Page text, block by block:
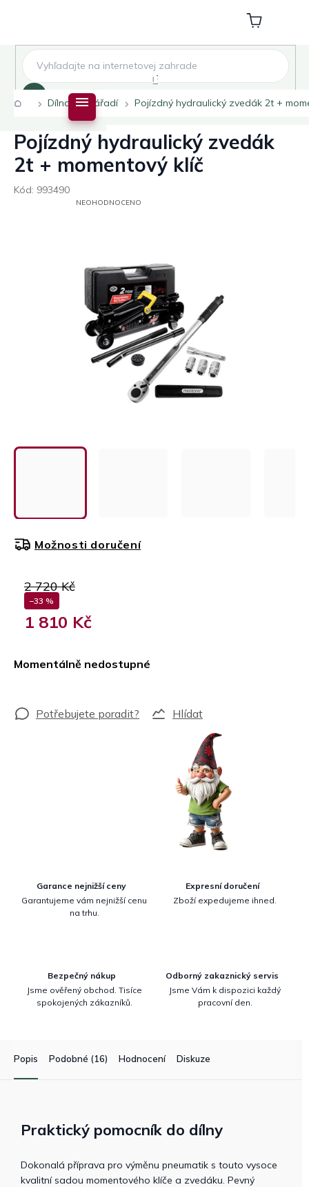
Nákupní
košík
DomůDílna Nářadí Pojízdný hydraulický zvedák 2t +
Pojízdný hydraulický zvedák
2t + momentový klíč
Kód: 993490
PRŮMĚRNÉNEOHODNOCENO
2 720 Kč
–33 %
1 810 Kč
Momentálně nedostupné
Možnosti doručení
Hlídat
Garance nejnižší ceny
Garantujeme vám nejnižší cenu
na trhu.
Expresní doručení
Zboží expedujeme ihned.
Bezpečný nákup
Jsme ověřený obchod. Tisíce
spokojených zákazníků.
Odborný zakaznický servis
Jsme Vám k dispozici každý
pracovní den.
Popis Podobné (16) Hodnocení Diskuze
Praktický pomocník do dílny
Dokonalá příprava pro výměnu pneumatik s touto vysoce
kvalitní sadou momentového klíče a zvedáku. Pevný